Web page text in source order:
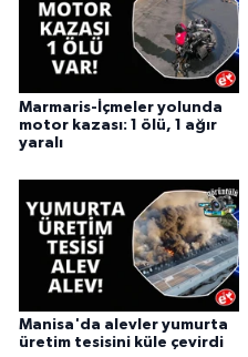
Marmaris-İçmeler yolunda
motor kazası: 1 ölü, 1 ağır
yaralı
Manisa'da alevler yumurta
üretim tesisini küle çevirdi